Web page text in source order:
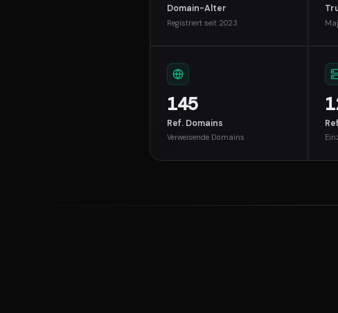
Domain-Alter
Registriert seit 2023
145
Ref. Domains
Verweisende Domains